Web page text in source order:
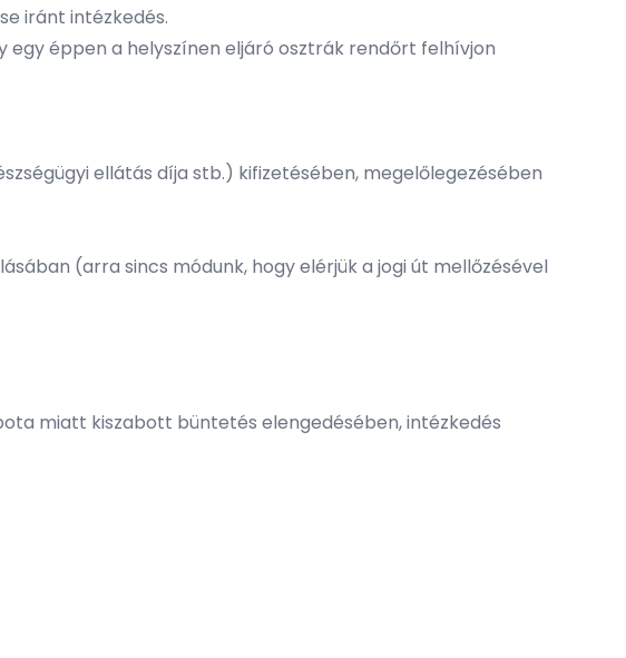
iránt intézkedés.
egy éppen a helyszínen eljáró osztrák rendőrt felhívjon
ellátás díja stb.) kifizetésében, megelőlegezésében
(arra sincs módunk, hogy elérjük a jogi út mellőzésével
miatt kiszabott büntetés elengedésében, intézkedés